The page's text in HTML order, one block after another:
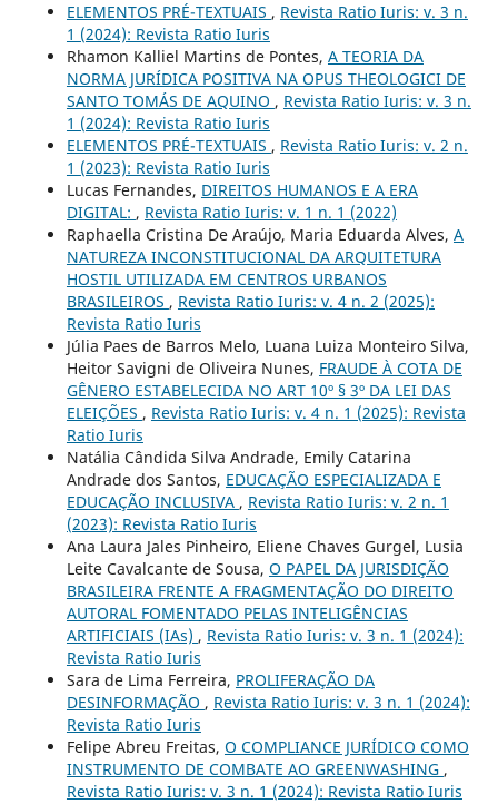
ELEMENTOS PRÉ-TEXTUAIS , Revista Ratio Iuris: v. 3 n.
1 (2024): Revista Ratio Iuris
Rhamon Kalliel Martins de Pontes, A TEORIA DA
NORMA JURÍDICA POSITIVA NA OPUS THEOLOGICI DE
SANTO TOMÁS DE AQUINO , Revista Ratio Iuris: v. 3 n.
1 (2024): Revista Ratio Iuris
ELEMENTOS PRÉ-TEXTUAIS , Revista Ratio Iuris: v. 2 n.
1 (2023): Revista Ratio Iuris
Lucas Fernandes, DIREITOS HUMANOS E A ERA
DIGITAL: , Revista Ratio Iuris: v. 1 n. 1 (2022)
Raphaella Cristina De Araújo, Maria Eduarda Alves, A
NATUREZA INCONSTITUCIONAL DA ARQUITETURA
HOSTIL UTILIZADA EM CENTROS URBANOS
BRASILEIROS , Revista Ratio Iuris: v. 4 n. 2 (2025):
Revista Ratio Iuris
Júlia Paes de Barros Melo, Luana Luiza Monteiro Silva,
Heitor Savigni de Oliveira Nunes, FRAUDE À COTA DE
GÊNERO ESTABELECIDA NO ART 10º § 3º DA LEI DAS
ELEIÇÕES , Revista Ratio Iuris: v. 4 n. 1 (2025): Revista
Ratio Iuris
Natália Cândida Silva Andrade, Emily Catarina
Andrade dos Santos, EDUCAÇÃO ESPECIALIZADA E
EDUCAÇÃO INCLUSIVA , Revista Ratio Iuris: v. 2 n. 1
(2023): Revista Ratio Iuris
Ana Laura Jales Pinheiro, Eliene Chaves Gurgel, Lusia
Leite Cavalcante de Sousa, O PAPEL DA JURISDIÇÃO
BRASILEIRA FRENTE A FRAGMENTAÇÃO DO DIREITO
AUTORAL FOMENTADO PELAS INTELIGÊNCIAS
ARTIFICIAIS (IAs) , Revista Ratio Iuris: v. 3 n. 1 (2024):
Revista Ratio Iuris
Sara de Lima Ferreira, PROLIFERAÇÃO DA
DESINFORMAÇÃO , Revista Ratio Iuris: v. 3 n. 1 (2024):
Revista Ratio Iuris
Felipe Abreu Freitas, O COMPLIANCE JURÍDICO COMO
INSTRUMENTO DE COMBATE AO GREENWASHING ,
Revista Ratio Iuris: v. 3 n. 1 (2024): Revista Ratio Iuris